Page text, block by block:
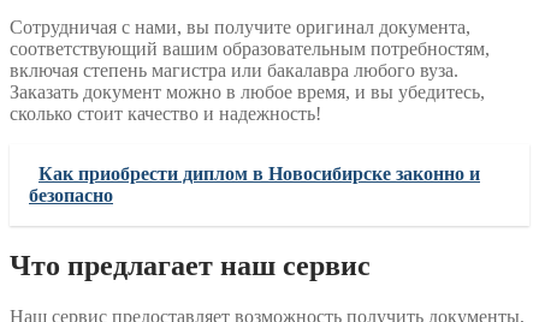
Сотрудничая с нами, вы получите оригинал документа,
соответствующий вашим образовательным потребностям,
включая степень магистра или бакалавра любого вуза.
Заказать документ можно в любое время, и вы убедитесь,
сколько стоит качество и надежность!
Как приобрести диплом в Новосибирске законно и
безопасно
Что предлагает наш сервис
Наш сервис предоставляет возможность получить документы,